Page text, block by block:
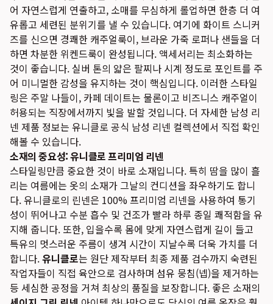
어 자연스럽게 연출하고, 소매를 무심하게 롤업하면 한층 더 여
유롭고 세련된 분위기를 낼 수 있습니다. 여기에 화이트 스니커
즈를 신으면 경쾌한 캐주얼룩이, 브라운 가죽 로퍼나 샌들을 더
하면 차분한 위켄드룩이 완성됩니다. 액세서리는 최소화하는
것이 좋습니다. 실버 톤의 얇은 팔찌나 시계 정도로 포인트를 주
어 미니멀한 감성을 유지하는 것이 핵심입니다. 이러한 스타일
링은 주말 나들이, 카페 데이트는 물론이고 비즈니스 캐주얼이
허용되는 직장에서까지 빛을 발할 것입니다. 더 자세한 남성 리
넨 제품 정보는 유니클로 공식 남성 리넨 컬렉션에서 직접 확인
해볼 수 있습니다.
소재의 중요성: 유니클로 프리미엄 리넨
스타일링만큼 중요한 것이 바로 소재입니다. 특히 땀을 많이 흘
리는 여름에는 옷의 소재가 그날의 컨디션을 좌우하기도 합니
다. 유니클로의 린넨은 100% 프리미엄 리넨을 사용하여 통기
성이 뛰어나고 수분 흡수 및 건조가 빨라 하루 종일 쾌적함을 유
지해 줍니다. 또한, 입을수록 몸에 맞게 자연스럽게 길이 들고
특유의 멋스러운 주름이 생겨 시간이 지날수록 더욱 가치를 더
합니다.유니클로는 원단 제작부터 최종 제품 검수까지 숙련된
작업자들이 직접 육안으로 검사하며 섬유 뭉침(넵)을 제거하는
등 세심한 공정을 거쳐 최상의 품질을 보장합니다. 좋은 소재의